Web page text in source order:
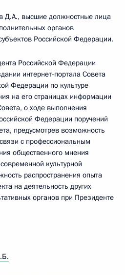
Д.А., высшие должностные лица
органов
Российской Федерации.
Российской Федерации
интернет-портала Совета
Федерации по культуре
на его страницах информации
о ходе выполнения
Федерации поручений
предусмотрев возможность
с профессиональным
общественного мнения
культурной
распространения опыта
на деятельность других
органов при Президенте